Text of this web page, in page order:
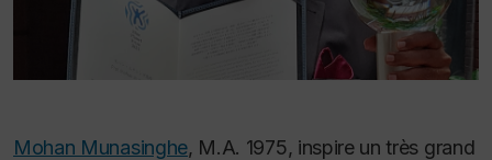
Mohan Munasinghe, M.A. 1975, inspire un très grand